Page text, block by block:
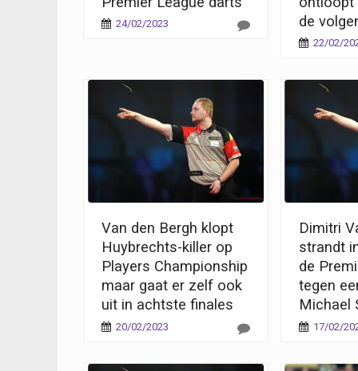
24/02/2023
de
22/02/
Van den Bergh klopt
Huybrechts-killer op
Players Championship
maar gaat er zelf ook
uit in achtste finales
20/02/2023
Dimitri
strandt
de
tegen
Michael
17/02/